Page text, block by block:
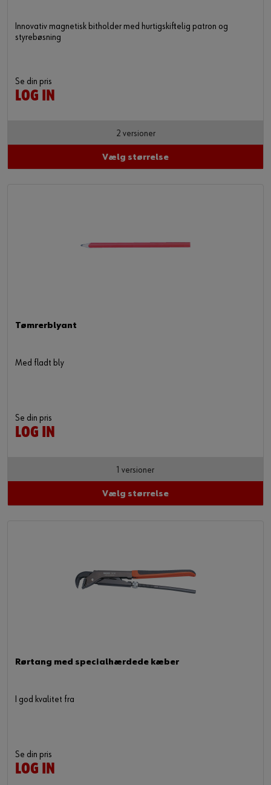
Innovativ magnetisk bitholder med hurtigskiftelig patron og
styrebøsning
Se din pris
LOG IN
2 versioner
Vælg størrelse
Tømrerblyant
Med fladt bly
Se din pris
LOG IN
1 versioner
Vælg størrelse
Rørtang med specialhærdede kæber
I god kvalitet fra
Se din pris
LOG IN